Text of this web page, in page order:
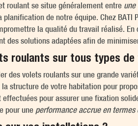
roulant se situe généralement entre une
de notre équipe. Chez BATI
la qualité du travail réalisé.
des solutions adaptées afin de
roulants sur tous types
des volets roulants sur une grande
structure de votre habitation pour
pour assurer une fixation
pour une performance accrue en